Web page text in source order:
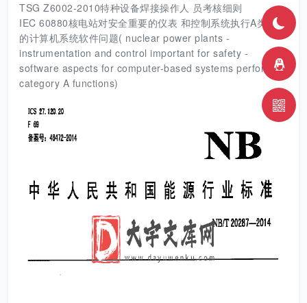
TSG Z6002-2010特种设备焊接操作人 员考核细则
IEC 60880核电站对安全重要的仪表 和控制系统执行A类功能
的计算机系统软件问题( nuclear power plants -
instrumentation and control important for safety -
software aspects for computer-based systems performing
category A functions)